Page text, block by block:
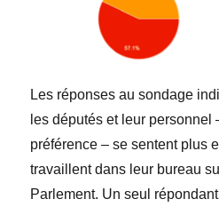
Les réponses au sondage
les députés et leur personnel
préférence – se sentent plus
travaillent dans leur bureau
Parlement. Un seul